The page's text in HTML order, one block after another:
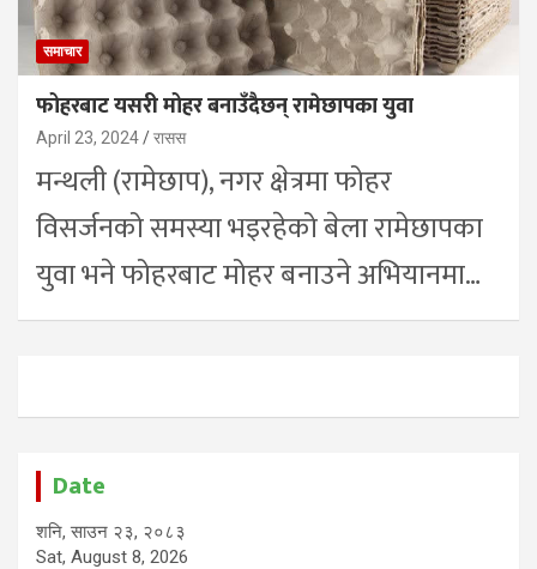
समाचार
फोहरबाट यसरी मोहर बनाउँदैछन् रामेछापका युवा
April 23, 2024 रासस
मन्थली (रामेछाप), नगर क्षेत्रमा फोहर
विसर्जनको समस्या भइरहेको बेला रामेछापका
युवा भने फोहरबाट मोहर बनाउने अभियानमा…
Date
शनि, साउन २३, २०८३
Sat, August 8, 2026